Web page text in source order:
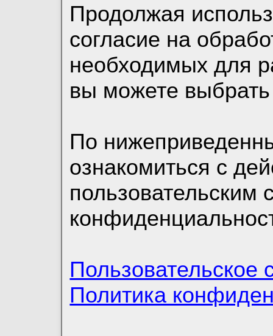
Продолжая
согласие на
необходимых для
вы можете
По
ознакомиться с
пользовательским
Пользовательское
Политика